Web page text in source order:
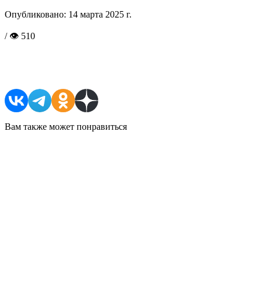
Опубликовано: 14 марта 2025 г.
/ 👁 510
Вам также может понравиться